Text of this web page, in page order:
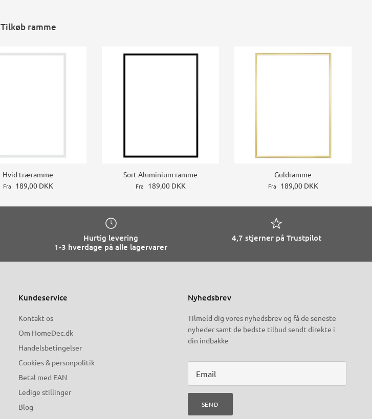
Tilkøb ramme
Hvid træramme
Fra 189,00 DKK
Sort Aluminium ramme
Fra 189,00 DKK
Guldramme
Fra 189,00 DKK
Hurtig levering
1-3 hverdage på alle lagervarer
4,7 stjerner på Trustpilot
Kundeservice
Kontakt os
Om HomeDec.dk
Handelsbetingelser
Cookies & personpolitik
Betal med EAN
Ledige stillinger
Blog
Nyhedsbrev
Tilmeld dig vores nyhedsbrev og få de seneste
nyheder samt de bedste tilbud sendt direkte i
din indbakke
SEND